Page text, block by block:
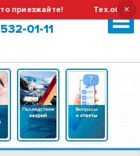
Тех.обслуживание и ×
город?)
01-11